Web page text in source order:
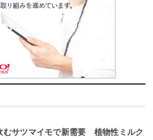
むサツマイモで新需要 植物性ミルク